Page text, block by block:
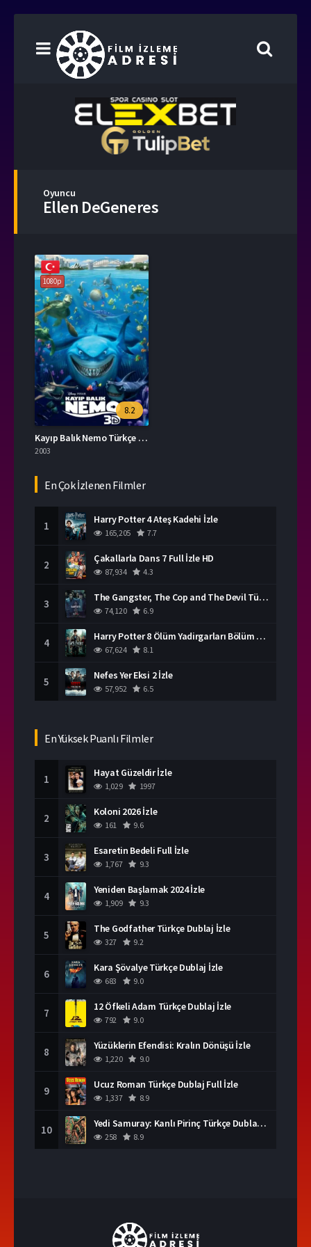
Oyuncu
Ellen DeGeneres
1080p
8.2
Kayıp Balık Nemo Türkçe Dublaj İzle
2003
En Çok İzlenen Filmler
1 Harry Potter 4 Ateş Kadehi İzle
165,205 7.7
2 Çakallarla Dans 7 Full İzle HD
87,934 4.3
3 The Gangster, The Cop and The Devil Türkçe Dublaj İzle
74,120 6.9
4 Harry Potter 8 Ölüm Yadirgarları Bölüm 2 İzle
67,624 8.1
5 Nefes Yer Eksi 2 İzle
57,952 6.5
En Yüksek Puanlı Filmler
1 Hayat Güzeldir İzle
1,029 1997
2 Koloni 2026 İzle
161 9.6
3 Esaretin Bedeli Full İzle
1,767 9.3
4 Yeniden Başlamak 2024 İzle
1,909 9.3
5 The Godfather Türkçe Dublaj İzle
327 9.2
6 Kara Şövalye Türkçe Dublaj İzle
683 9.0
7 12 Öfkeli Adam Türkçe Dublaj İzle
792 9.0
8 Yüzüklerin Efendisi: Kralın Dönüşü İzle
1,220 9.0
9 Ucuz Roman Türkçe Dublaj Full İzle
1,337 8.9
10 Yedi Samuray: Kanlı Pirinç Türkçe Dublaj İzle
258 8.9